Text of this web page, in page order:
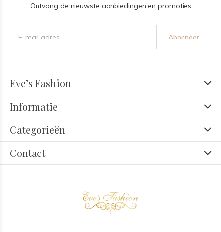
Ontvang de nieuwste aanbiedingen en promoties
Abonneer
Eve’s Fashion
Informatie
Categorieën
Contact